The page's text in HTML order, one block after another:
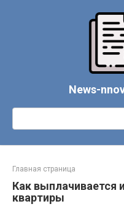
News-
Поиск:
Главная страница
Как выплачивается
квартиры